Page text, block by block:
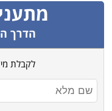
הדרך
לקבלת